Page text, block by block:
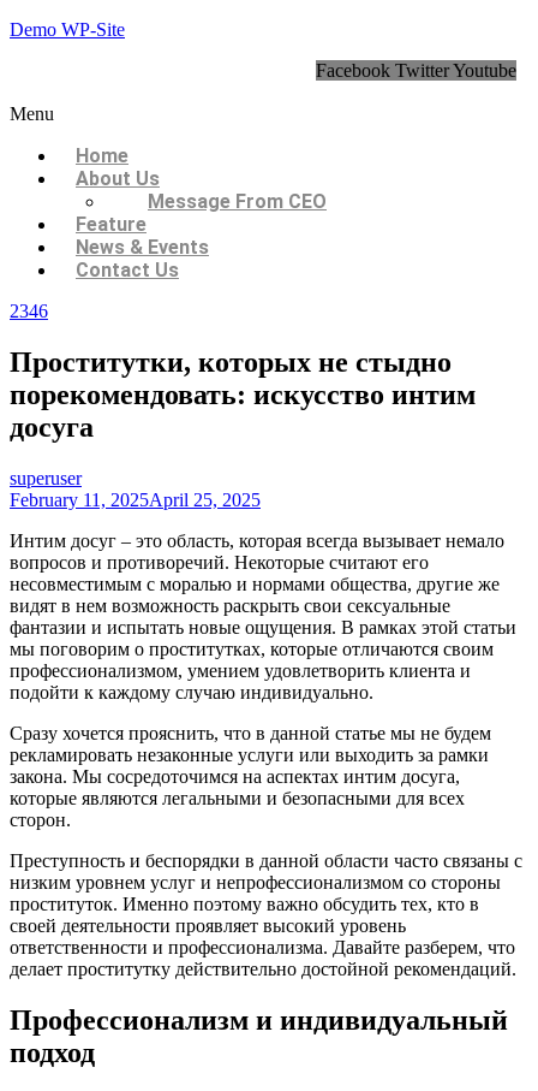
Demo WP-Site
Facebook TwitterYoutube
Menu
Home
About Us
Message From CEO
Feature
News & Events
Contact Us
2346
Проститутки, которых не стыдно
порекомендовать: искусство интим
досуга
superuser
February 11, 2025April 25, 2025
Интим досуг – это область, которая всегда вызывает немало
вопросов и противоречий. Некоторые считают его
несовместимым с моралью и нормами общества, другие же
видят в нем возможность раскрыть свои сексуальные
фантазии и испытать новые ощущения. В рамках этой статьи
мы поговорим о проститутках, которые отличаются своим
профессионализмом, умением удовлетворить клиента и
подойти к каждому случаю индивидуально.
Сразу хочется прояснить, что в данной статье мы не будем
рекламировать незаконные услуги или выходить за рамки
закона. Мы сосредоточимся на аспектах интим досуга,
которые являются легальными и безопасными для всех
сторон.
Преступность и беспорядки в данной области часто связаны с
низким уровнем услуг и непрофессионализмом со стороны
проституток. Именно поэтому важно обсудить тех, кто в
своей деятельности проявляет высокий уровень
ответственности и профессионализма. Давайте разберем, что
делает проститутку действительно достойной рекомендаций.
Профессионализм и индивидуальный
подход